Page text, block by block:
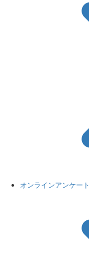
オンラインアンケート